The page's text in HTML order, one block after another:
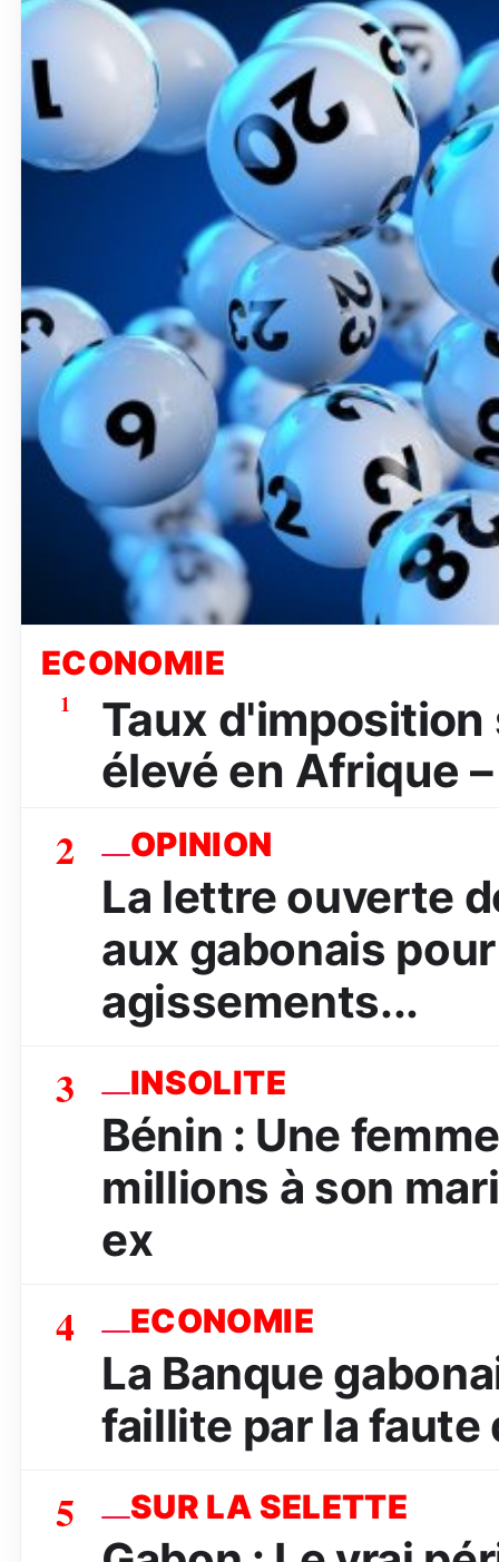
ECONOMIE
1
Taux
élevé en Afrique
2
OPINION
La lettre ouverte
aux gabonais
agissements...
3 INSOLITE
Bénin : Une
millions à son
ex
4 ECONOMIE
La Banque
faillite par la faute
5 SUR LA SELETTE